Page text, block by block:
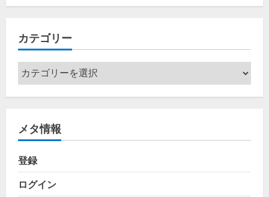
カ
ブ
カテゴリー
カ
テ
ゴ
ー
メタ情報
登録
ログイン